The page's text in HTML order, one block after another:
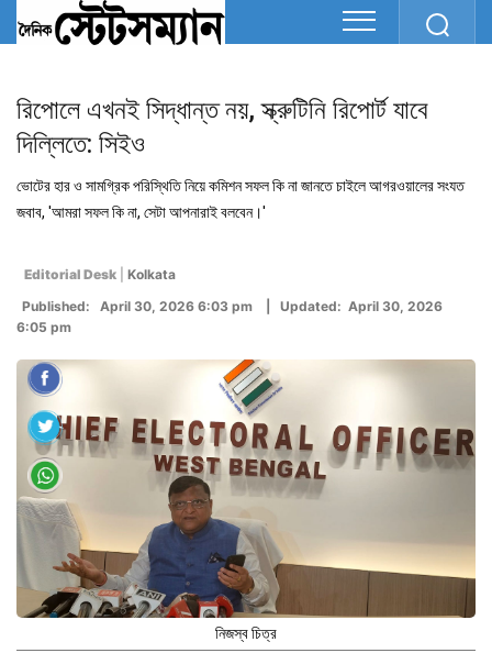
রিপোলে এখনই সিদ্ধান্ত নয়, স্ক্রুটিনি রিপোর্ট যাবে
দিল্লিতে: সিইও
ভোটের হার ও সামগ্রিক পরিস্থিতি নিয়ে কমিশন সফল কি না জানতে চাইলে আগরওয়ালের সংযত
জবাব, 'আমরা সফল কি না, সেটা আপনারাই বলবেন।'
Editorial Desk
Kolkata
Published: April 30, 2026 6:03 pm | Updated: April 30, 2026
6:05 pm
নিজস্ব চিত্র